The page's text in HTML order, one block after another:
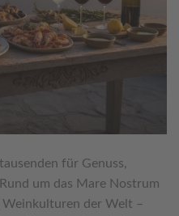
für Genuss,
um das Mare Nostrum
der Welt –